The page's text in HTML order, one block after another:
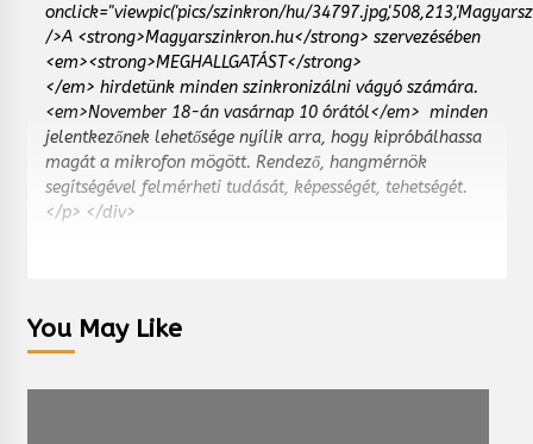
onclick="viewpic('pics/szinkron/hu/
/>A <strong>Magyarszinkron.hu</strong> szervezésében
<em><strong>MEGHALLGATÁST</strong>
</em> hirdetünk minden szinkronizálni vágyó számára.
<em>November 18-án vasárnap 10 órától</em> minden
jelentkezőnek lehetősége nyílik arra, hogy kipróbálhassa
magát a mikrofon mögött. Rendező, hangmérnök
segítségével felmérheti tudását, képességét, tehetségét.
</p> </div>
You May Like